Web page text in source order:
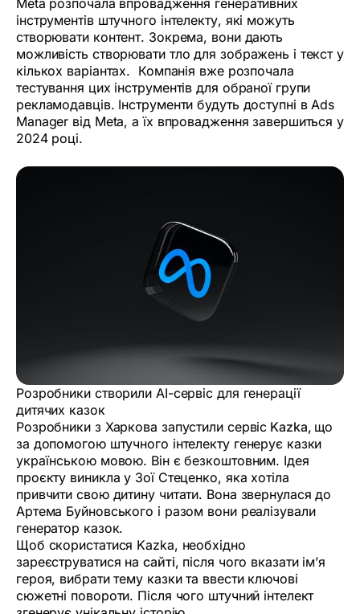
Meta розпочала впровадження генеративних
інструментів штучного інтелекту, які можуть
створювати контент. Зокрема, вони дають
можливість створювати тло для зображень і текст у
кількох варіантах. Компанія вже розпочала
тестування цих інструментів для обраної групи
рекламодавців. Інструменти будуть доступні в Ads
Manager від Meta, а їх впровадження завершиться у
2024 році.
Розробники створили AI-сервіс для генерації
дитячих казок
Розробники з Харкова запустили сервіс Kazka, що
за допомогою штучного інтелекту генерує казки
українською мовою. Він є безкоштовним. Ідея
проєкту виникла у Зої Стеценко, яка хотіла
привчити свою дитину читати. Вона звернулася до
Артема Буйновського і разом вони реалізували
генератор казок.
Щоб скористатися Kazka, необхідно
зареєструватися насайті, після чого вказати ім’я
героя, вибрати тему казки та ввести ключові
сюжетні повороти. Після чого штучний інтелект